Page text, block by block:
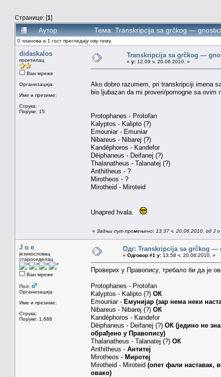
Странице: [1]
Аутор Тема: Transkripcija sa grčkog —
0 чланова и 1 гост прегледају ову тему.
didaskalos
посетилац
Ван мреже
Организација:
Име и презиме:
Струка:
Поруке: 15
Transkripcija sa grčkog —
« у: 12.09 ч. 20.06.2010. »
Ako dobro razumem, pri transkripciji imena
bio ljubazan da mi proveri/pomogne sa ovim
Protophanes - Protofan
Kalyptos - Kalipto (?)
Emouniar - Emuniar
Nibareus - Nibarej (?)
Kandēphoros - Kandefor
Dēiphaneus - Deifanej (?)
Thalanatheus - Talanatej (?)
Anthitheus - ?
Mirotheos - ?
Mirotheid - Miroteid
Unapred hvala.
« Задњи пут промењено: 13.37 ч. 20.06.2010. од J o
J o e
језикословац
староседелац
Ван мреже
Пол:
Организација:
Име и презиме:
Струка:
Поруке: 1.688
Одг: Transkripcija sa grčkog —
« Одговор #1 у: 13.58 ч. 20.06.2010. »
Проверих у Правопису, требало би да је
Protophanes - Protofan
Kalyptos - Kalipto (?) ОК
Emouniar - Емунијар (зар нема неки
Nibareus - Nibarej (?) ОК
Kandēphoros - Kandefor
Dēiphaneus - Deifanej (?) ОК (једино не
обрађено у Правопису)
Thalanatheus - Talanatej (?) ОК
Anthitheus - Антитеј
Mirotheos - Миротеј
Mirotheid - Miroteid (опет фали наставак,
овако)